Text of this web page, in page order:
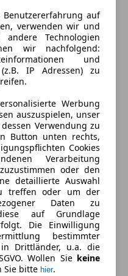
auf
verwenden wir und
Technologien
wir nachfolgend:
und
IP Adressen) zu
Werbung
auszuspielen, unser
Verwendung zu
Button unten rechts,
Cookies
Verarbeitung
oder den
detaillierte Auswahl
treffen oder um der
Daten zu
auf Grundlage
Die Einwilligung
bestimmter
in Drittländer, u.a. die
Wollen Sie keine
Sie bitte hier.